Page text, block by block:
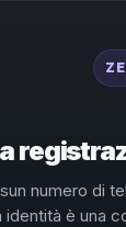
numero di
identità è una